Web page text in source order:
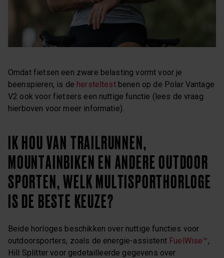
Omdat fietsen een zware belasting vormt voor je
beenspieren, is de hersteltestbenen op de Polar Vantage
V2 ook voor fietsers een nuttige functie (lees de vraag
hierboven voor meer informatie).
IK HOU VAN TRAILRUNNEN,
MOUNTAINBIKEN EN ANDERE OUTDOOR
SPORTEN, WELK MULTISPORTHORLOGE
IS DE BESTE KEUZE?
Beide horloges beschikken over nuttige functies voor
outdoorsporters, zoals de energie-assistentFuelWise™,
Hill Splitter voor gedetailleerde gegevens over